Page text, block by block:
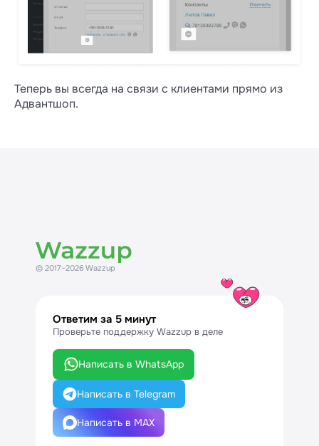
Теперь вы всегда на связи с клиентами прямо из
Адвантшоп.
© 2017–2026 Wazzup
Ответим за 5 минут
Проверьте поддержку Wazzup в деле
Написать в WhatsApp
Написать в Telegram
Написать в MAX